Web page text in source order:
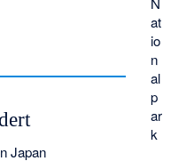
at
io
n
al
p
ar
k
Japan